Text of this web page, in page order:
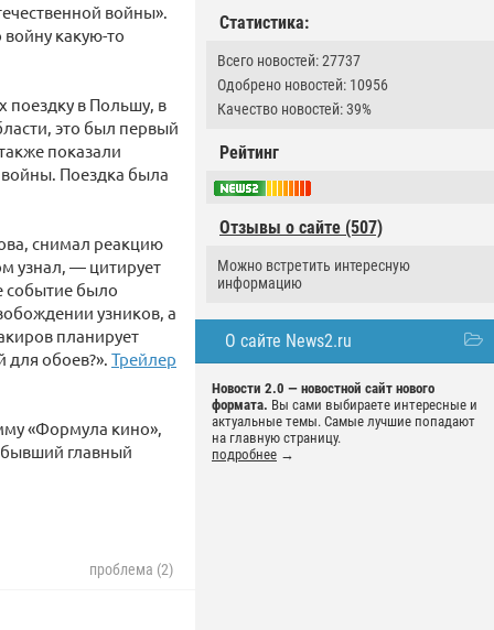
Статистика:
Всего новостей: 27737
Одобрено новостей: 10956
Качество новостей: 39%
Рейтинг
Отзывы о сайте (507)
Можно встретить интересную
информацию
О сайте News2.ru
Новости 2.0 — новостной сайт нового
формата. Вы сами выбираете интересные и
актуальные темы. Самые лучшие попадают
на главную страницу.
подробнее →
войны».
войну какую-то
поездку в Польшу, в
это был первый
показали
Поездка была
снимал реакцию
узнал, — цитирует
событие было
узников, а
планирует
обоев?». Трейлер
«Формула кино»,
бывший главный
проблема (2)